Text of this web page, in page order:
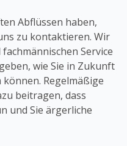
Abflüssen haben,
zu kontaktieren. Wir
Service
wie Sie in Zukunft
Regelmäßige
beitragen, dass
und Sie ärgerliche